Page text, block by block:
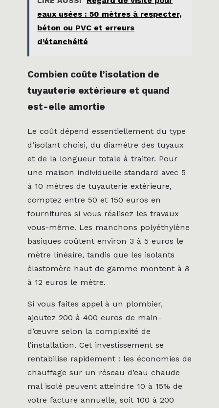
eaux usées : 50 mètres à respecter,
béton ou PVC et erreurs
d’étanchéité
Combien coûte l’isolation de
tuyauterie extérieure et quand
est-elle amortie
Le coût dépend essentiellement du type
d’isolant choisi, du diamètre des tuyaux
et de la longueur totale à traiter. Pour
une maison individuelle standard avec 5
à 10 mètres de tuyauterie extérieure,
comptez entre 50 et 150 euros en
fournitures si vous réalisez les travaux
vous-même. Les manchons polyéthylène
basiques coûtent environ 3 à 5 euros le
mètre linéaire, tandis que les isolants
élastomère haut de gamme montent à 8
à 12 euros le mètre.
Si vous faites appel à un plombier,
ajoutez 200 à 400 euros de main-
d’œuvre selon la complexité de
l’installation. Cet investissement se
rentabilise rapidement : les économies de
chauffage sur un réseau d’eau chaude
mal isolé peuvent atteindre 10 à 15% de
votre facture annuelle, soit 100 à 200